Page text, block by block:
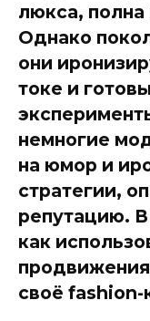
люкса,
Однако
они
токе и
немногие
на юмор и
стратегии,
репутацию.
как
своё